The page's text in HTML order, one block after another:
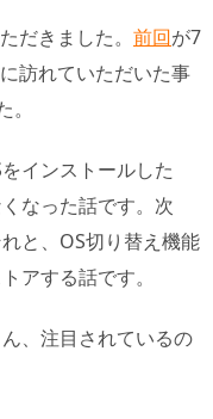
だきました。 前回が7
訪れていただいた事
インストールした
なった話です。次
と、OS切り替え機能
アする話です。
、注目されているの